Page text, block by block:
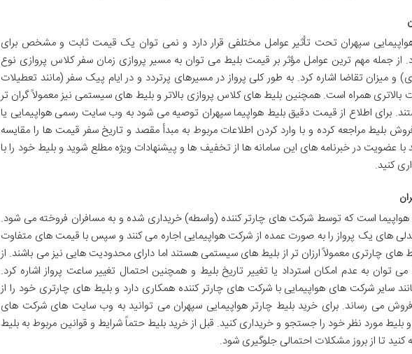
سپهران تحت تأثیر عوامل مختلفی قرار دارد و نمی توان یک قیمت ثابت و مشخص برای
از جمله مهم ترین عوامل مؤثر بر قیمت بلیط می توان به مسیر پروازی زمان سفر کلاس پروازی نوع
و میزان تقاضا اشاره کرد. به طور کلی پرواز در مسیرهای پرتردد و در ایام پیک سفر (مانند تعطیلات
بالاتری همراه است. همچنین بلیط های کلاس پروازی بالاتر و بلیط های سیستمی نیز معمولاً گران تر
برای اطلاع از قیمت دقیق بلیط هواپیما سپهران توصیه می شود به وب سایت رسمی هواپیمایی یا
بلیط مراجعه کرده و با وارد کردن اطلاعات مربوط به مبدأ مقصد و تاریخ سفر قیمت ها را مقایسه
عضویت در خبرنامه های این سامانه ها از تخفیف ها و پیشنهادات ویژه مطلع شوید و بلیط خود را با
کنید.
هواپیما است که توسط شرکت های چارتر کننده (واسطه) خریداری شده و به مسافران فروخته می شود.
های یک پرواز را به صورت عمده از شرکت هواپیمایی اجاره می کنند و سپس با قیمت های متفاوت
های چارتری معمولاً ارزان تر از بلیط های سیستمی هستند اما دارای محدودیت هایی نیز می باشند. از
توان به عدم امکان استرداد یا تغییر تاریخ بلیط و همچنین احتمال تغییر ساعت پرواز اشاره کرد.
سایر شرکت های هواپیمایی با شرکت های چارتر کننده همکاری دارد و بلیط های چارتری خود را از
می رساند. برای خرید بلیط چارتر هواپیمایی سپهران می توانید به وب سایت های شرکت های
و بلیط مورد نظر خود را جستجو و خریداری کنید. قبل از خرید بلیط حتماً شرایط و قوانین مربوط به بلیط
کنید تا از بروز مشکلات احتمالی جلوگیری شود.